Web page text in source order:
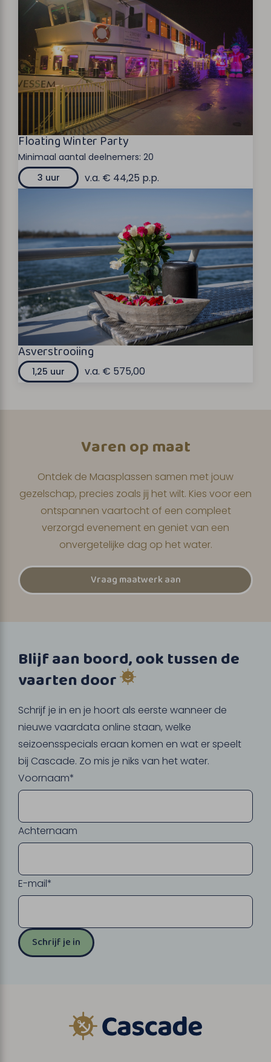
Floating Winter Party
Minimaal aantal deelnemers: 20
3 uur
v.a. € 44,25 p.p.
Asverstrooiing
1,25 uur v.a. € 575,00
Varen op maat
Ontdek de Maasplassen samen met jouw
gezelschap, precies zoals jij het wilt. Kies voor een
ontspannen vaartocht of een compleet
verzorgd evenement en geniet van een
onvergetelijke dag op het water.
Vraag maatwerk aan
Blijf aan boord, ook tussen de
vaarten door
Schrijf je in en je hoort als eerste wanneer de
nieuwe vaardata online staan, welke
seizoensspecials eraan komen en wat er speelt
bij Cascade. Zo mis je niks van het water.
Voornaam*
Achternaam
E-mail*
Schrijf je in